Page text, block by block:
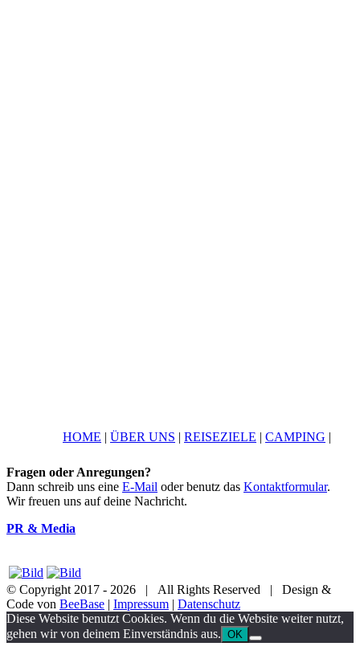
HOME | ÜBER UNS | REISEZIELE | CAMPING |
Fragen oder Anregungen?
Dann schreib uns eine E-Mail oder benutz das Kontaktformular.
Wir freuen uns auf deine Nachricht.
PR & Media
© Copyright 2017 - 2026 | All Rights Reserved | Design &
Code von BeeBase | Impressum | Datenschutz
YouTube
Facebook
Twitter
Instagram
Pinterest
Email
Diese Website benutzt Cookies. Wenn du die Website weiter nutzt,
gehen wir von deinem Einverständnis aus. OK